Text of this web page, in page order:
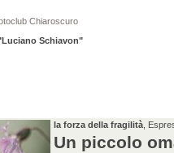
Chiaroscuro
Schiavon"
la forza della fragilità ,
Un piccolo